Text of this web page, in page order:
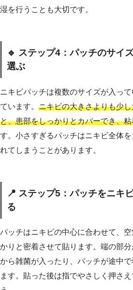
湿を行うことも大切です。
🔹 ステップ4：パッチのサイ
選ぶ
ニキビパッチは複数のサイズが入っ
ています。 ニキビの大きさよりも少
と、患部をしっかりとカバーでき、
す。小さすぎるパッチはニキビ全体
れてしまうことがあります。
📍 ステップ5：パッチをニキ
る
パッチはニキビの中心に合わせて、
かりと密着させて貼ります。端の部
から雑菌が入ったり、パッチが途中
ます。貼った後は指でやさしく押さ